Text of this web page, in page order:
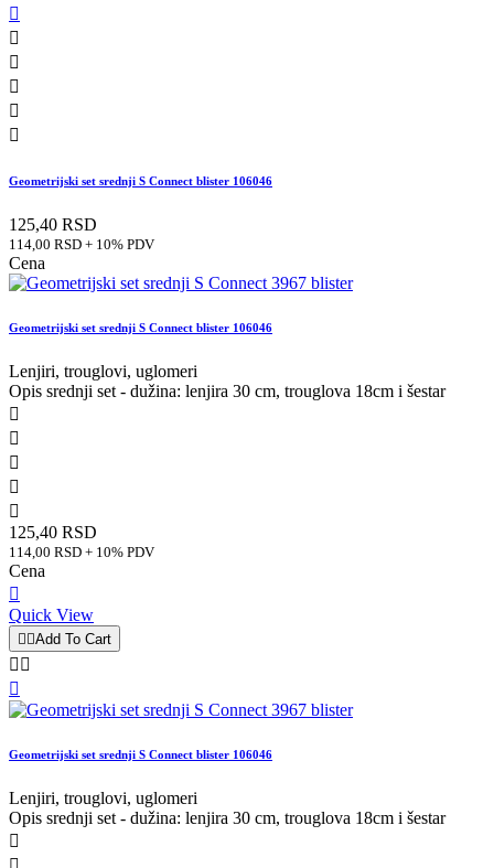






Geometrijski set srednji S Connect blister 106046
125,40 RSD
114,00 RSD + 10% PDV
Cena
Geometrijski set srednji S Connect blister 106046
Lenjiri, trouglovi, uglomeri
Opis srednji set - dužina: lenjira 30 cm, trouglova 18cm i šestar





125,40 RSD
114,00 RSD + 10% PDV
Cena

Quick View
 Add To Cart
 

Geometrijski set srednji S Connect blister 106046
Lenjiri, trouglovi, uglomeri
Opis srednji set - dužina: lenjira 30 cm, trouglova 18cm i šestar
